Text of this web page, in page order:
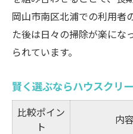
岡山市南区北浦での利用者
た後は日々の掃除が楽にな
られています。
賢く選ぶならハウスクリ
比較ポイン
ト
内容